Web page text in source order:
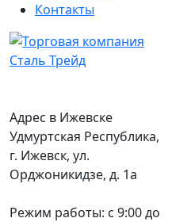
Контакты
Адрес в Ижевске
Удмуртская Республика,
г. Ижевск, ул.
Орджоникидзе, д. 1а
Режим работы: c 9:00 до